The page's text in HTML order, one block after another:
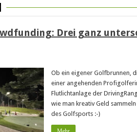
Drei ganz
Ob ein eigener Golfbrunnen,
einer angehenden
Flutlichtanlage der
wie man kreativ Geld
des Golfsports :-)